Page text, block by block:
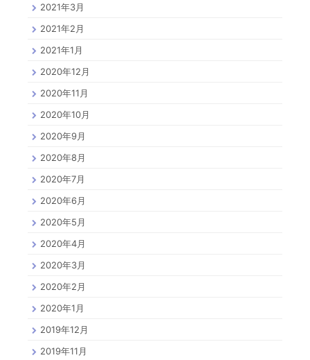
2021年3月
2021年2月
2021年1月
2020年12月
2020年11月
2020年10月
2020年9月
2020年8月
2020年7月
2020年6月
2020年5月
2020年4月
2020年3月
2020年2月
2020年1月
2019年12月
2019年11月